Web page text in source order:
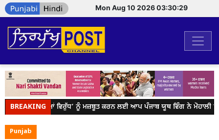
Mon Aug 10 2026 03:30:29
BREAKING
ਯੁੱਧ ਨਸ਼ਿਆਂ ਵਿਰੁੱਧ’ ਨੂੰ ਮਜ਼ਬੂਤ ਕਰਨ ਲਈ ਆਪ ਪੰਜਾਬ ਯੂਥ ਵਿੰਗ ਨੇ ਮੋਹਾਲੀ ਵਿਖੇ
Punjab